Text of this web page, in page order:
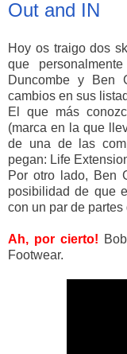
Out and IN
Hoy os traigo dos
que
Duncombe y Ben
cambios en sus
El que más
(marca en la que
de una de las
pegan: Life
Por otro lado, Ben
posibilidad de que
con un par de partes
Ah, por cierto!
Footwear.